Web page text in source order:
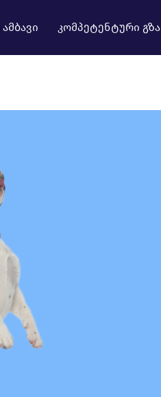
კომპეტენტური გზა